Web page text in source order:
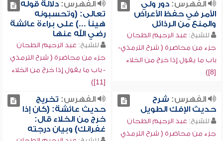
الفهرس:دور ولي
الأمر في حفظ الأعراض
والمنع من الرذائل
للشيخ: عبد الرحيم الطحان
جزء من محاضرة ( شرح الترمذي-
باب ما يقول إذا خرج من الخلاء
[8])
الفهرس:دلالة قوله
تعالى: (وتحسبونه
هيناً ...) على براءة عائشة
رضي الله عنها
للشيخ: عبد الرحيم الطحان
جزء من محاضرة ( شرح الترمذي
- باب ما يقول إذا خرج من الخلاء
[11])
الفهرس: شرح
حديث الإفك الطويل
للشيخ: عبد الرحيم الطحان
جزء من محاضرة ( شرح الترمذي
الفهرس: تخريج
حديث عائشة: (كان إذا
خرج من الخلاء قال:
غفرانك) وبيان درجته